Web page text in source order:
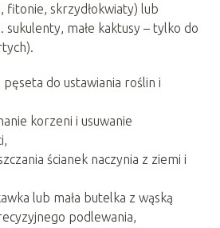
fitonie, skrzydłokwiaty) lub
sukulenty, małe kaktusy – tylko do
pęseta do ustawiania roślin i
korzeni i usuwanie
ścianek naczynia z ziemi i
lub mała butelka z wąską
podlewania,